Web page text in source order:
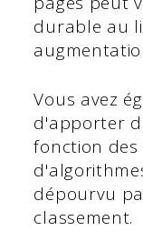
durable au
Vous avez
d'apporter
fonction
dépourvu
classement.